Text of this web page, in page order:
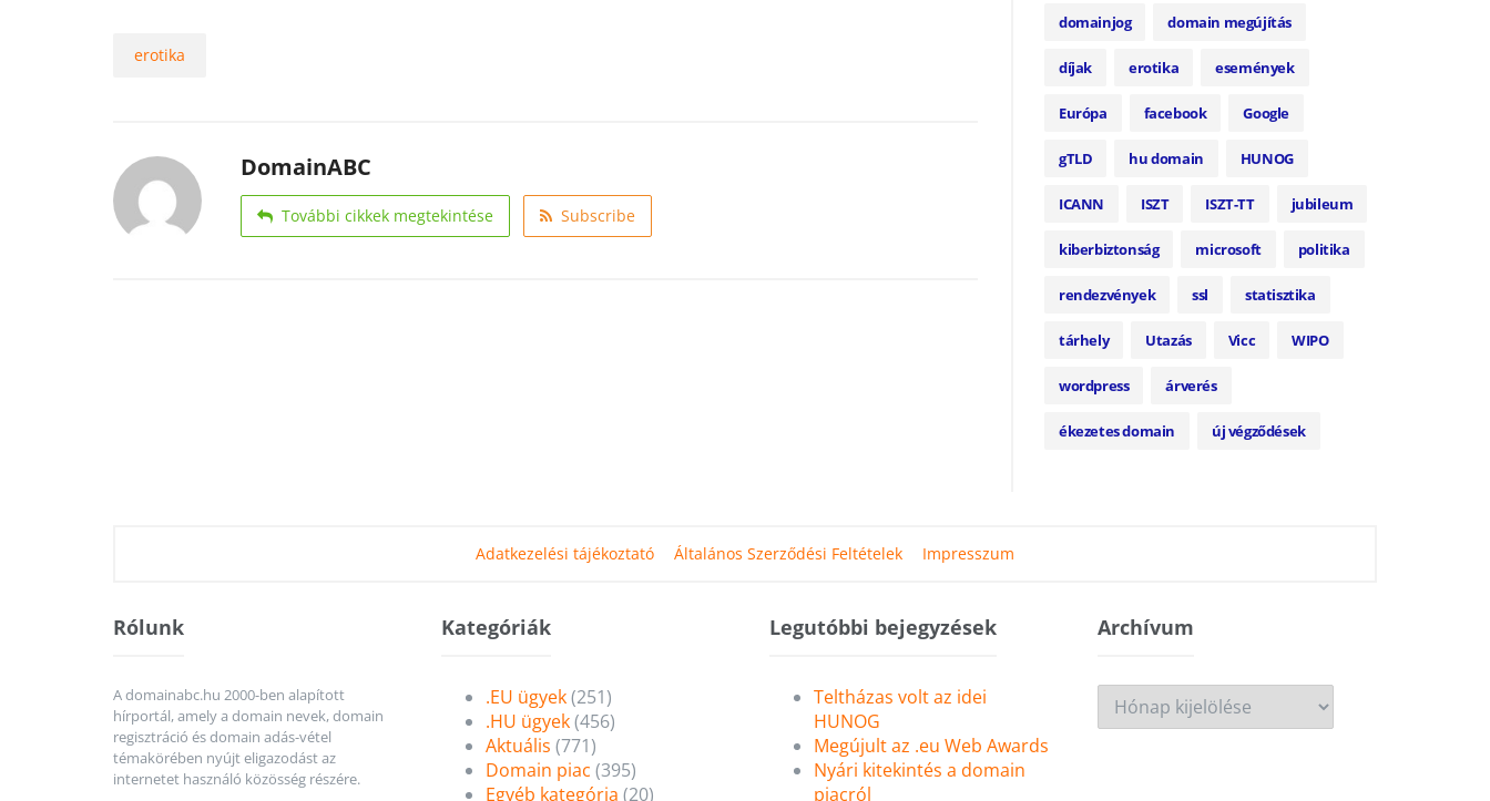
erotika
DomainABC
További cikkek megtekintése Subscribe
domainjog domain megújítás
díjak erotika események
Európa facebook Google
gTLD hu domain HUNOG
ICANN ISZT ISZT-TT jubileum
kiberbiztonság microsoft politika
rendezvények ssl statisztika
tárhely Utazás Vicc WIPO
wordpress árverés
ékezetes domain új végződések
Adatkezelési tájékoztató Általános Szerződési Feltételek Impresszum
Rólunk
A domainabc.hu 2000-ben alapított
hírportál, amely a domain nevek, domain
regisztráció és domain adás-vétel
témakörében nyújt eligazodást az
internetet használó közösség részére.
Kategóriák
.EU ügyek(251)
.HU ügyek(456)
Aktuális (771)
Domain piac (395)
Egyéb kategória (20)
Legutóbbi bejegyzések
Teltházas volt az idei
HUNOG
Megújult az .eu Web Awards
Nyári kitekintés a domain
piacról
ArchívumArchívum